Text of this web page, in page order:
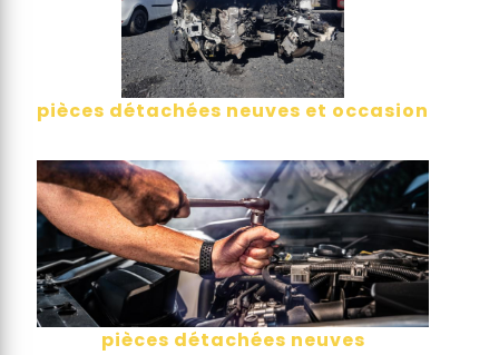
pièces détachées neuves et occasion
pièces détachées neuves